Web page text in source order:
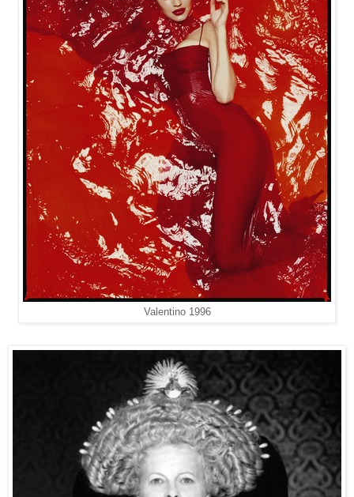
Valentino 1996